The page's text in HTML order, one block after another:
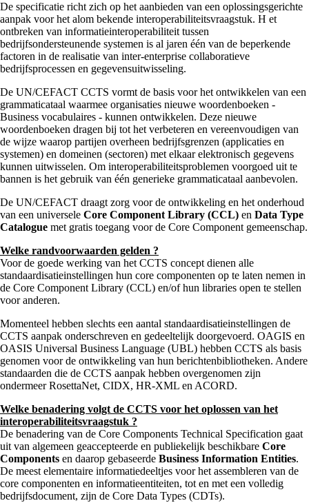
De specificatie richt zich op het aanbieden van een oplossingsgerichte
aanpak voor het alom bekende interoperabiliteitsvraagstuk. H et
ontbreken van informatieinteroperabiliteit tussen
bedrijfsondersteunende systemen is al jaren één van de beperkende
factoren in de realisatie van inter-enterprise collaboratieve
bedrijfsprocessen en gegevensuitwisseling.
De UN/CEFACT CCTS vormt de basis voor het ontwikkelen van een
grammaticataal waarmee organisaties nieuwe woordenboeken -
Business vocabulaires - kunnen ontwikkelen. Deze nieuwe
woordenboeken dragen bij tot het verbeteren en vereenvoudigen van
de wijze waarop partijen overheen bedrijfsgrenzen (applicaties en
systemen) en domeinen (sectoren) met elkaar elektronisch gegevens
kunnen uitwisselen. Om interoperabiliteitsproblemen voorgoed uit te
bannen is het gebruik van één generieke grammaticataal aanbevolen.
De UN/CEFACT draagt zorg voor de ontwikkeling en het onderhoud
van een universele Core Component Library (CCL) en Data Type
Catalogue met gratis toegang voor de Core Component gemeenschap.
Welke randvoorwaarden gelden ?
Voor de goede werking van het CCTS concept dienen alle
standaardisatieinstellingen hun core componenten op te laten nemen in
de Core Component Library (CCL) en/of hun libraries open te stellen
voor anderen.
Momenteel hebben slechts een aantal standaardisatieinstellingen de
CCTS aanpak onderschreven en gedeeltelijk doorgevoerd. OAGIS en
OASIS Universal Business Language (UBL) hebben CCTS als basis
genomen voor de ontwikkeling van hun berichtenbibliotheken. Andere
standaarden die de CCTS aanpak hebben overgenomen zijn
ondermeer RosettaNet, CIDX, HR-XML en ACORD.
Welke benadering volgt de CCTS voor het oplossen van het
interoperabiliteitsvraagstuk ?
De benadering van de Core Components Technical Specification gaat
uit van algemeen geaccepteerde en publiekelijk beschikbare Core
Components en daarop gebaseerde Business Information Entities.
De meest elementaire informatiedeeltjes voor het assembleren van de
core componenten en informatieentiteiten, tot en met een volledig
bedrijfsdocument, zijn de Core Data Types (CDTs).